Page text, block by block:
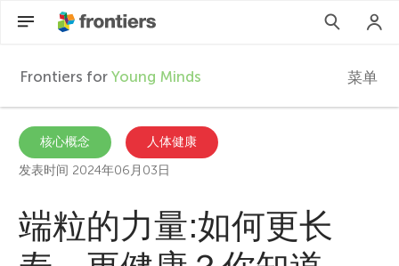
F
r
n
Frontiers for Young Minds 菜单
参与进来
核心概念
人体健康
发表时间 2024年06月03日
端粒的力量:如何更长